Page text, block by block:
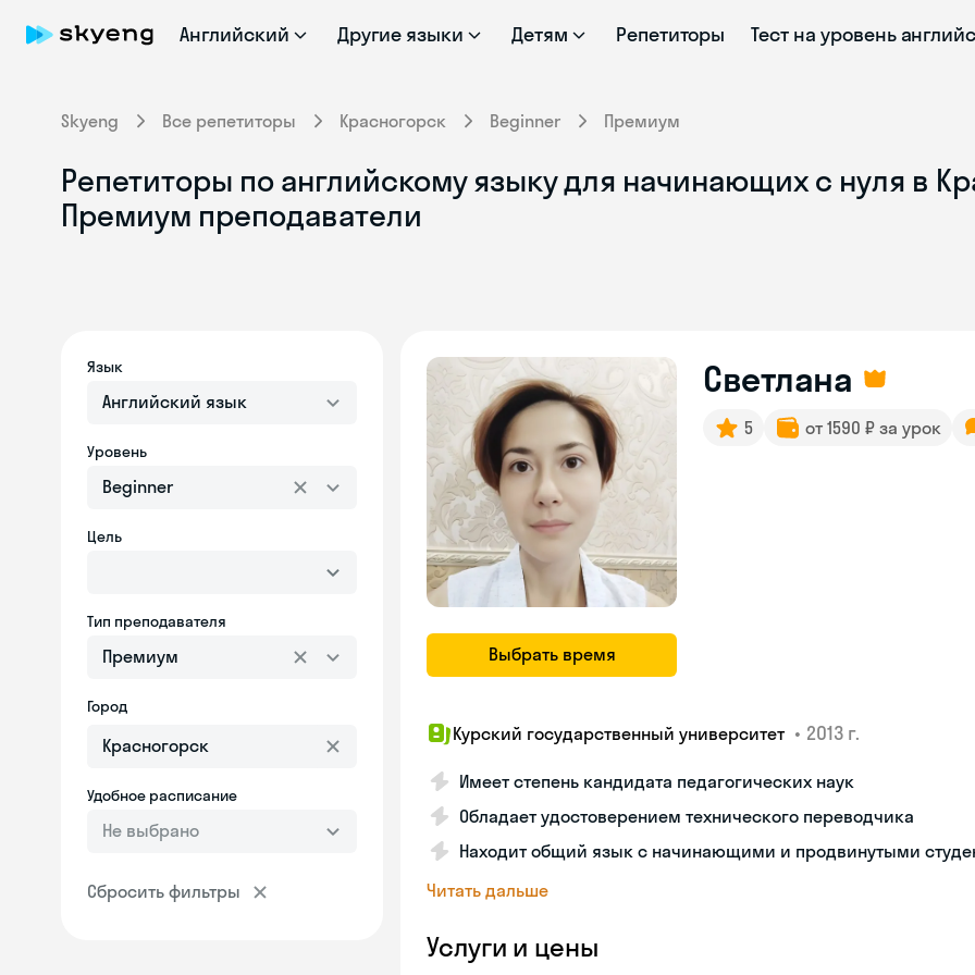
Английский Другие языки Детям Репетиторы Тест на уровень
Skyeng Все репетиторы Красногорск Beginner Премиум
Репетиторы по английскому языку для начинающих с нуля в
Премиум преподаватели
Язык
Английский язык
Уровень
Beginner
Цель
Тип преподавателя
Премиум
Город
Удобное расписание
Не выбрано
Сбросить фильтры
Выбрать время
Светлана
5 от 1590 ₽ за урок
Курский государственный университет • 2013 г.
Имеет степень кандидата педагогических наук
Обладает удостоверением технического переводчика
Находит общий язык с начинающими и продвинутыми
Читать дальше
Услуги и цены